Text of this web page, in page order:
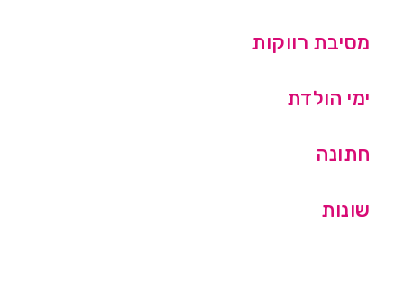
מסיבת רווקות
ימי הולדת
חתונה
שונות